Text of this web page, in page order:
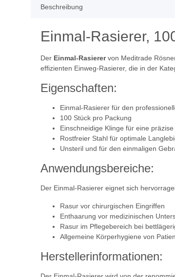
Beschreibung
Einmal-Rasierer,
Der Einmal-Rasierervon Meditrade
effizienten Einweg-Rasierer, die in der
Eigenschaften:
Einmal-Rasierer für den
100 Stück pro Packung
Einschneidige Klinge für eine
Rostfreier Stahl für optimale
Unsteril und für den einmaligen
Anwendungsbereiche:
Der Einmal-Rasierer eignet sich
Rasur vor chirurgischen Eingriffen
Enthaarung vor medizinischen
Rasur im Pflegebereich bei
Allgemeine Körperhygiene von
Herstellerinformationen: